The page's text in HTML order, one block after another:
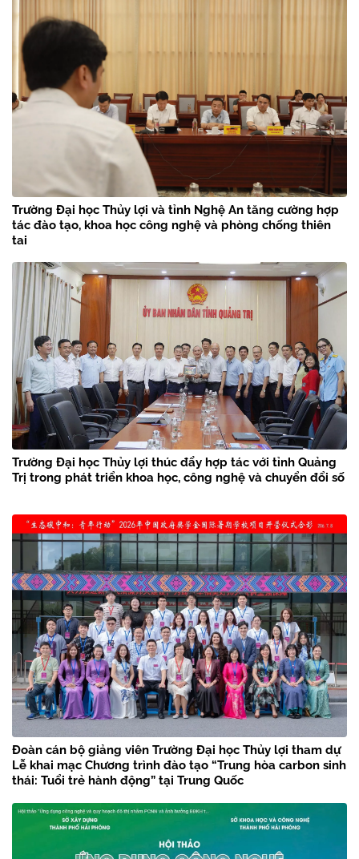
Trường Đại học Thủy lợi và tỉnh Nghệ An tăng cường hợp
tác đào tạo, khoa học công nghệ và phòng chống thiên
tai
Trường Đại học Thủy lợi thúc đẩy hợp tác với tỉnh Quảng
Trị trong phát triển khoa học, công nghệ và chuyển đổi số
Đoàn cán bộ giảng viên Trường Đại học Thủy lợi tham dự
Lễ khai mạc Chương trình đào tạo “Trung hòa carbon sinh
thái: Tuổi trẻ hành động” tại Trung Quốc